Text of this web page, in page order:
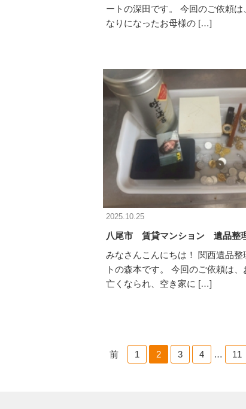
ートの深田です。 今回のご依頼は
なりになったお母様の […]
2025.10.25
八尾市 賃貸マンション 遺品整
みなさんこんにちは！ 関西遺品整
トの森本です。 今回のご依頼は、
亡くなられ、空き家に […]
ペ前 1 2 3 4 … 11